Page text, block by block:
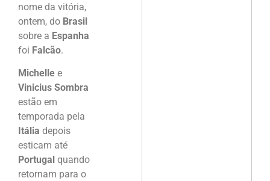
nome da vitória,
ontem, do Brasil
sobre a Espanha
foi Falcão.
Michelle e
Vinicius Sombra
estão em
temporada pela
Itália depois
esticam até
Portugal quando
retornam para o